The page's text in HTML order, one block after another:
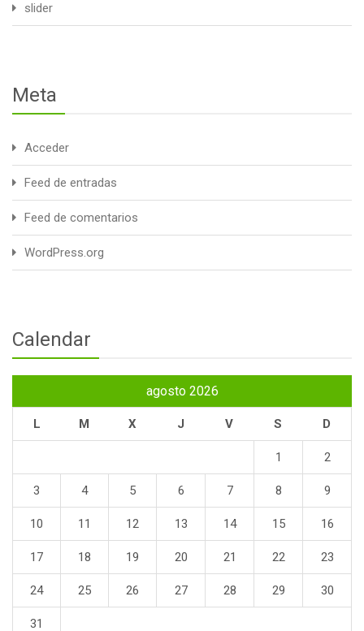
slider
Meta
Acceder
Feed de entradas
Feed de comentarios
WordPress.org
Calendar
agosto 2026
L M X J V S D
1 2
3 4 5 6 7 8 9
10 11 12 13 14 15 16
17 18 19 20 21 22 23
24 25 26 27 28 29 30
31